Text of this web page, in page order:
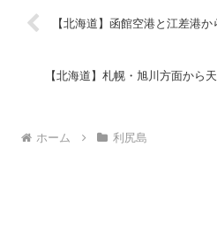
【北海道】函館空港と江差港
【北海道】札幌・旭川方面から
ホーム 利尻島